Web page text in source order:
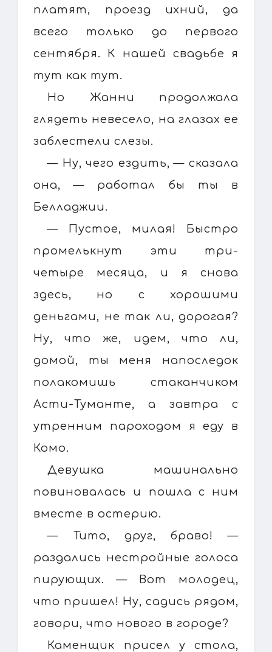
платят, проезд ихний, да
всего только до первого
сентября. К нашей свадьбе я
тут как тут.
Но Жанни продолжала
глядеть невесело, на глазах ее
заблестели слезы.
— Ну, чего ездить, — сказала
она, — работал бы ты в
Белладжии.
— Пустое, милая! Быстро
промелькнут эти три-
четыре месяца, и я снова
здесь, но с хорошими
деньгами, не так ли, дорогая?
Ну, что же, идем, что ли,
домой, ты меня напоследок
полакомишь стаканчиком
Асти-Туманте, а завтра с
утренним пароходом я еду в
Комо.
Девушка машинально
повиновалась и пошла с ним
вместе в остерию.
— Тито, друг, браво! —
раздались нестройные голоса
пирующих. — Вот молодец,
что пришел! Ну, садись рядом,
говори, что нового в городе?
Каменщик присел у стола,